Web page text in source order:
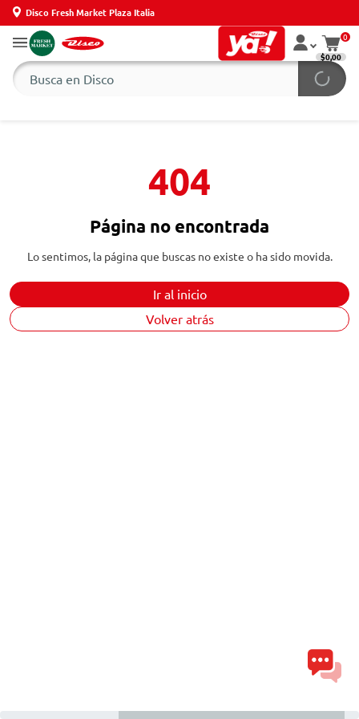
Disco Fresh Market Plaza Italia
0
$0,00
404
Página no encontrada
Lo sentimos, la página que buscas no existe o ha sido movida.
Ir al inicio
Volver atrás